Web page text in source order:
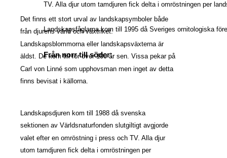
TV. Alla djur utom tamdjuren fick delta i omröstningen per
Landskapsfåglarna kom till 1995 då Sveriges ornitologiska
Från norr till söder:
Det finns ett stort urval av landskapsymboler både
från djurens värld och växtriket.
Landskapsblommorna eller landskapsväxterna är
äldst. De kom till för över 100 år sen. Vissa pekar på
Carl von Linné som upphovsman men inget av detta
finns bevisat i källorna.
Landskapsdjuren kom till 1988 då svenska
sektionen av Världsnaturfonden slutgiltigt avgjorde
valet efter en omröstning i press och TV. Alla djur
utom tamdjuren fick delta i omröstningen per